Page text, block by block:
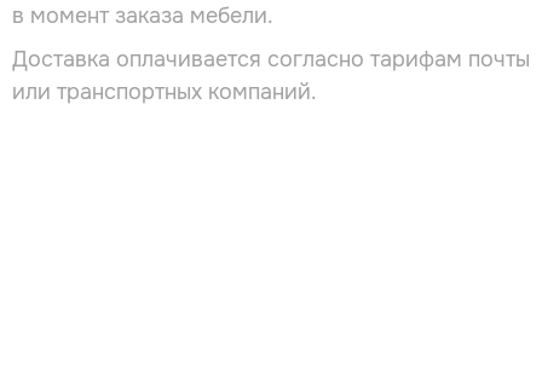
в момент заказа мебели.
Доставка оплачивается согласно тарифам почты
или транспортных компаний.